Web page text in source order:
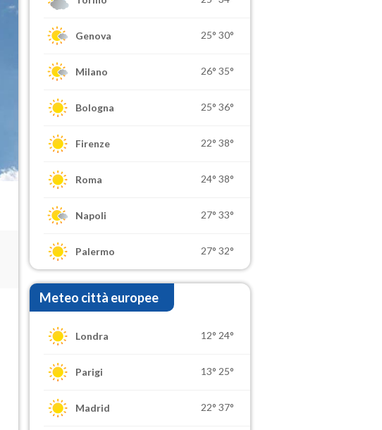
Genova 25° 30°
Milano 26° 35°
Bologna 25° 36°
Firenze 22° 38°
Roma 24° 38°
Napoli 27° 33°
Palermo 27° 32°
Meteo città europee
Londra 12° 24°
Parigi 13° 25°
Madrid 22° 37°